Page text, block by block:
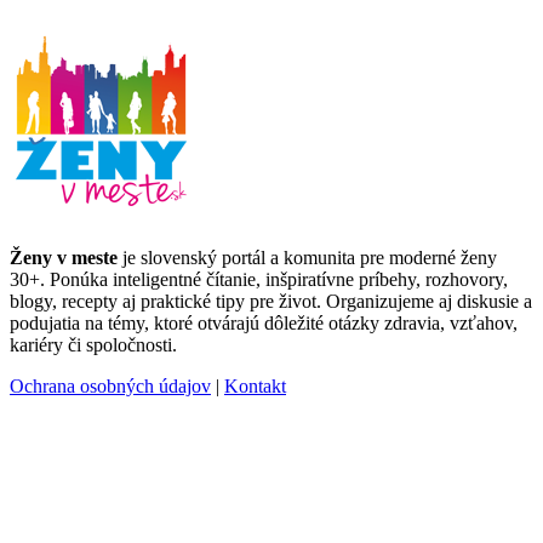
Ženy v meste je slovenský portál a komunita pre moderné ženy
30+. Ponúka inteligentné čítanie, inšpiratívne príbehy, rozhovory,
blogy, recepty aj praktické tipy pre život. Organizujeme aj diskusie a
podujatia na témy, ktoré otvárajú dôležité otázky zdravia, vzťahov,
kariéry či spoločnosti.
Ochrana osobných údajov | Kontakt